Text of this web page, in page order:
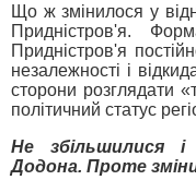
Що ж змінилося у
Придністров'я.
Придністров'я
незалежності і
сторони розглядати
політичний статус
Не збільшилися і
Додона. Проте